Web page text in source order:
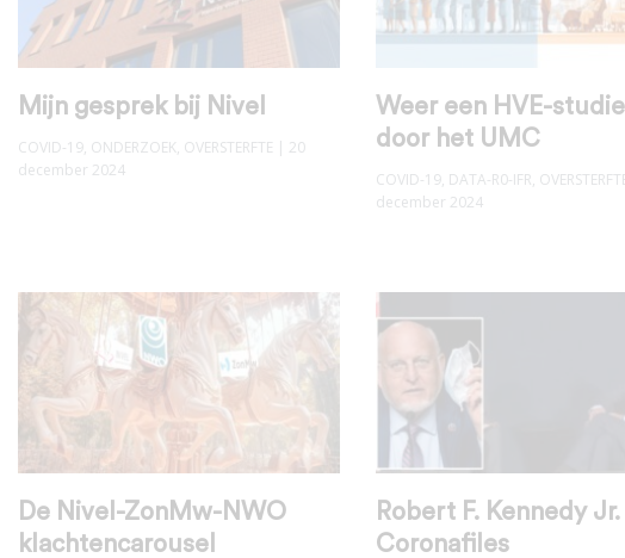
Mijn gesprek bij Nivel
COVID-19, ONDERZOEK, OVERSTERFTE | 20
december 2024
Weer een HVE-
door het UMC
COVID-19, DATA-R0-IFR,
december 2024
De Nivel-ZonMw-NWO
klachtencarousel
Robert F. Kennedy
Coronafiles